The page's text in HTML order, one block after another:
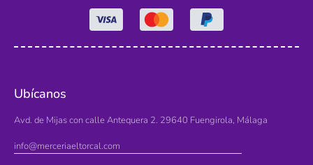
Ubícanos
Avd. de Mijas con calle Antequera 2. 29640 Fuengirola, Málaga
info@merceriaeltorcal.com